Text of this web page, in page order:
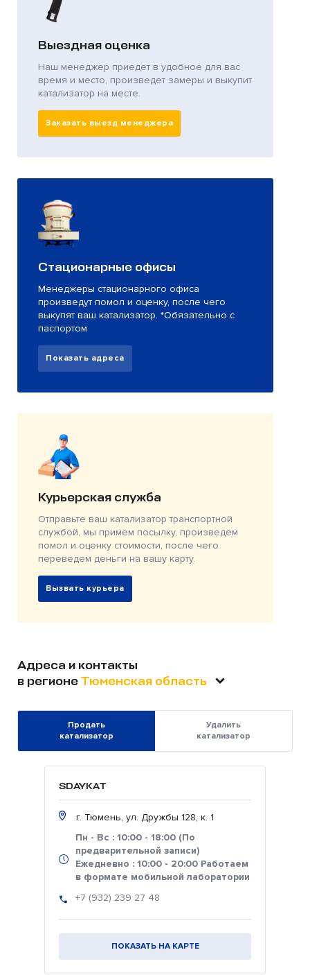
Выездная оценка
Наш менеджер приедет в удобное для вас
время и место, произведет замеры и выкупит
катализатор на месте.
Заказать выезд менеджера
Стационарные офисы
Менеджеры стационарного офиса
произведут помол и оценку, после чего
выкупят ваш катализатор. *Обязательно с
паспортом
Показать адреса
Курьерская служба
Отправьте ваш катализатор транспортной
службой, мы примем посылку, произведем
помол и оценку стоимости, после чего
переведем деньги на вашу карту.
Вызвать курьера
Адреса и контакты
в регионеТюменская область
Продать
катализатор
Удалить
катализатор
SDAYKAT
г. Тюмень, ул. Дружбы 128, к. 1
Пн - Вс : 10:00 - 18:00 (По
предварительной записи)
Ежедневно : 10:00 - 20:00 Работаем
в формате мобильной лаборатории
+7 (932) 239 27 48
ПОКАЗАТЬ НА КАРТЕ